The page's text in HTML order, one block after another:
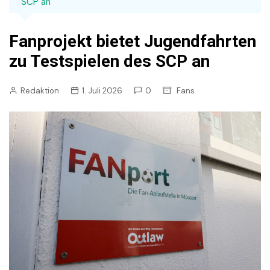
Fanprojekt bietet Jugendfahrten
zu Testspielen des SCP an
Redaktion 1. Juli 2026 0 Fans